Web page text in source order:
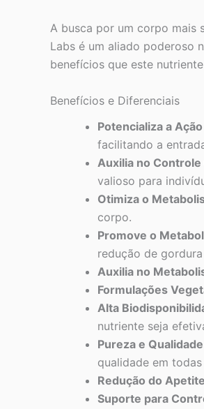
A busca por um corpo mais
Labs é um aliado poderoso
benefícios que este
Benefícios e Diferenciais
Potencializa a
facilitando a
Auxilia no Controle
valioso para
Otimiza o
corpo.
Promove o
redução de
Auxilia no
Formulações
Alta
nutriente seja
Pureza e
qualidade em
Redução do
Suporte para